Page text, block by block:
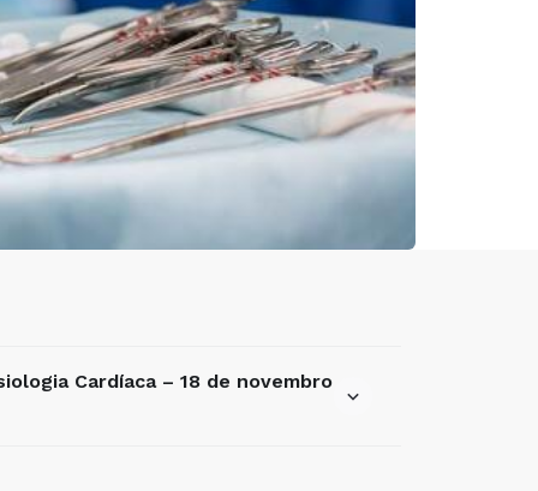
Cardíaca – 18 de novembro